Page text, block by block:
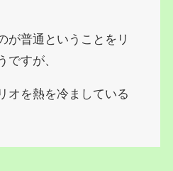
が普通ということをリ
ですが、
オを熱を冷ましている